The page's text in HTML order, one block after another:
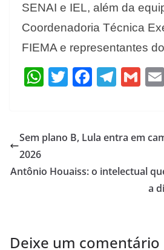
SENAI e IEL, além da
Coordenadoria Técnica
FIEMA e representantes
W
s
p
T
er
F
b
o
T
gr
m
G
l
Sem plano B, Lula entra em
2026
Antônio Houaiss: o intelectual
a
Deixe um comentário